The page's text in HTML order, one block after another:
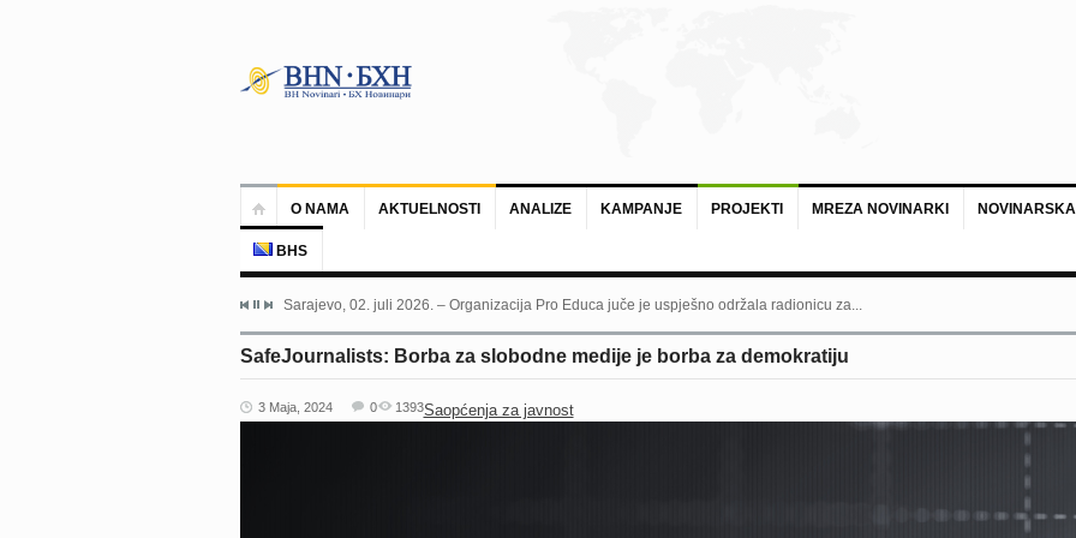
O NAMA AKTUELNOSTI ANALIZE KAMPANJE PROJEKTI MREZA NOVINARKI
BHS
Sarajevo, 02. juli 2026. – Organizacija Pro Educa juče je uspješno održala radionicu za...
SafeJournalists: Borba za slobodne medije je borba za demokratiju
3 Maja, 2024 Saopćenja za javnost
0 1393